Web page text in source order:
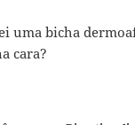
uma bicha
cara?